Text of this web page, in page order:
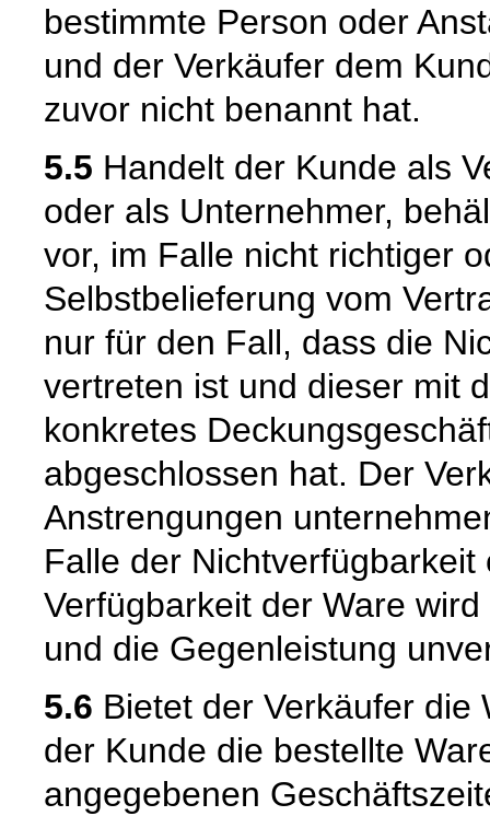
bestimmte Person oder
und der Verkäufer dem
zuvor nicht benannt hat.
5.5 Handelt der Kunde als
oder als Unternehmer,
vor, im Falle nicht richtiger
Selbstbelieferung vom
nur für den Fall, dass die
vertreten ist und dieser mit
konkretes
abgeschlossen hat. Der
Anstrengungen
Falle der
Verfügbarkeit der Ware
und die Gegenleistung
5.6 Bietet der Verkäufer die
der Kunde die bestellte
angegebenen